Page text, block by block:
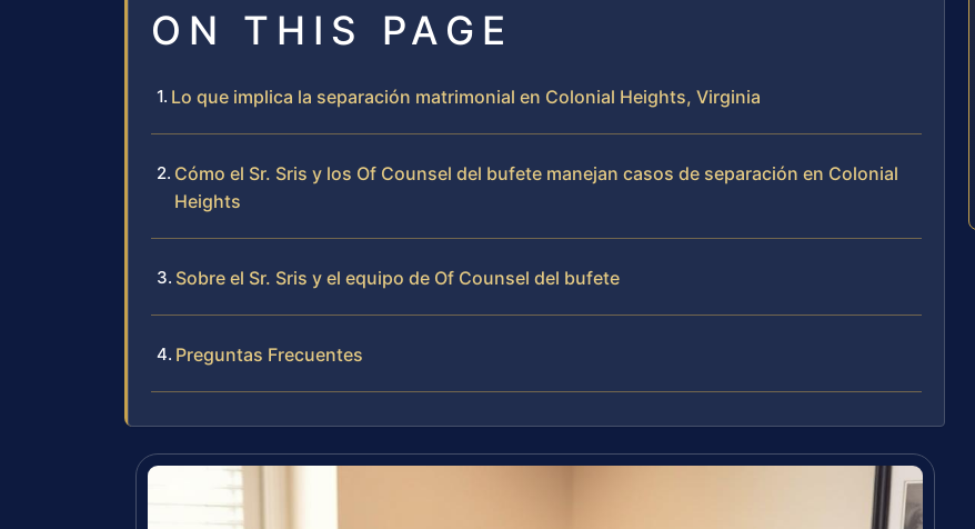
ON THIS PAGE
Lo que implica la separación matrimonial en Colonial Heights, Virginia
Cómo el Sr. Sris y los Of Counsel del bufete manejan casos de separación en Colonial
Heights
Sobre el Sr. Sris y el equipo de Of Counsel del bufete
Preguntas Frecuentes